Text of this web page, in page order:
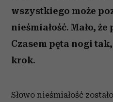
wszystkiego może
nieśmiałość. Mało,
Czasem pęta nogi
krok.
Słowo nieśmiałość